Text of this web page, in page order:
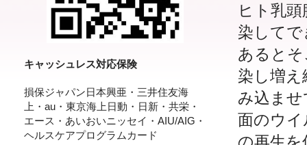
ヒト乳
染して
あると
染し増
み込ま
面のウイ
キャッシュレス対応保険
損保ジャパン日本興亜・三井住友海
上・au・東京海上日動・日新・共栄・
エース・あいおいニッセイ・AIU/AIG・
ヘルスケアプログラムカード